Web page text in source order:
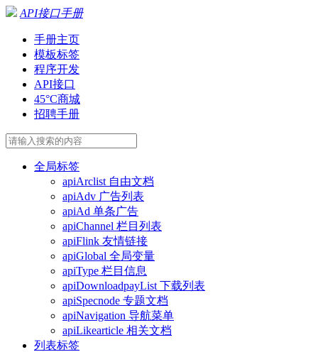
API接口手册
手册主页
模板标签
程序开发
API接口
45°C商城
招聘手册
全局标签
apiArclist 自由文档
apiAdv 广告列表
apiAd 单条广告
apiChannel 栏目列表
apiFlink 友情链接
apiGlobal 全局变量
apiType 栏目信息
apiDownloadpayList 下载列表
apiSpecnode 专题文档
apiNavigation 导航菜单
apiLikearticle 相关文档
列表标签